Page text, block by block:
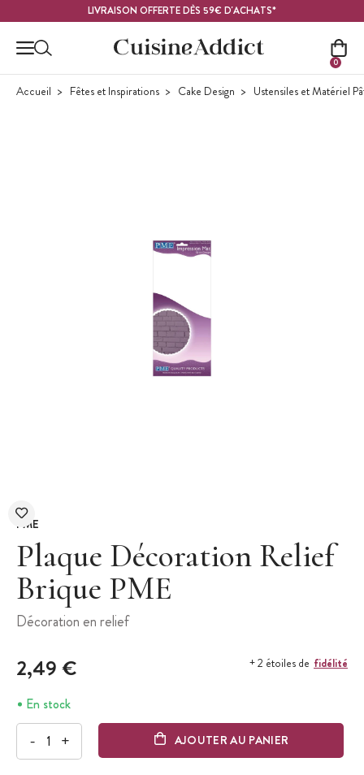
LIVRAISON OFFERTE DÈS 59€ D'ACHATS*
0
Accueil Fêtes et Inspirations Cake Design Ustensiles et Matériel
PME
Plaque Décoration Relief
Brique PME
Décoration en relief
2,49 € + 2 étoiles de fidélité
En stock
- + AJOUTER AU PANIER